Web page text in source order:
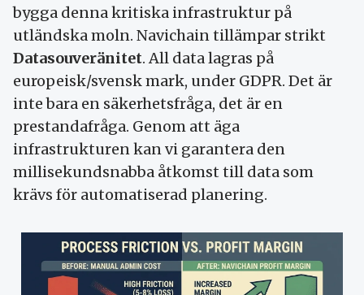
bygga denna kritiska infrastruktur på
utländska moln. Navichain tillämpar strikt
Datasouveränitet. All data lagras på
europeisk/svensk mark, under GDPR. Det är
inte bara en säkerhetsfråga, det är en
prestandafråga. Genom att äga
infrastrukturen kan vi garantera den
millisekundsnabba åtkomst till data som
krävs för automatiserad planering.